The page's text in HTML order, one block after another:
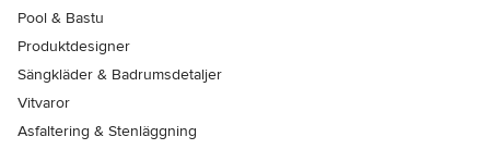
Pool & Bastu
Produktdesigner
Sängkläder & Badrumsdetaljer
Vitvaror
Asfaltering & Stenläggning